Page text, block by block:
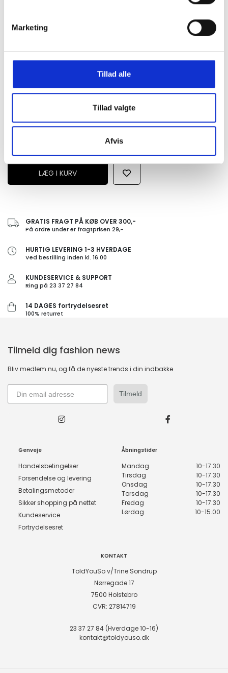
Marketing
Tillad alle
Tillad valgte
Afvis
UNISEX
Modellen er 168 cm og er fotograferet i str 30
NB! Voksenstørrelser
GRATIS FRAGT PÅ KØB OVER 300,-
På ordre under er fragtprisen 29,-
HURTIG LEVERING 1-3 HVERDAGE
Ved bestilling inden kl. 16.00
KUNDESERVICE & SUPPORT
Ring på 23 37 27 84
14 DAGES fortrydelsesret
100% returret
Tilmeld dig fashion news
Bliv medlem nu, og få de nyeste trends i din indbakke
Tilmeld
Genveje
Handelsbetingelser
Forsendelse og levering
Betalingsmetoder
Sikker shopping på nettet
Kundeservice
Fortrydelsesret
Åbningstider
Mandag
10-17.30
Tirsdag
10-17.30
Onsdag
10-17.30
Torsdag
10-17.30
Fredag
10-17.30
Lørdag
10-15.00
KONTAKT
ToldYouSo v/Trine Sondrup
Nørregade 17
7500 Holstebro
CVR: 27814719
23 37 27 84 (Hverdage 10-16)
kontakt@toldyouso.dk